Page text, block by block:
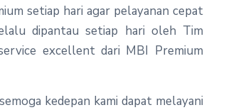
setiap hari agar pelayanan cepat
dipantau setiap hari oleh Tim
excellent dari MBI Premium
kedepan kami dapat melayani